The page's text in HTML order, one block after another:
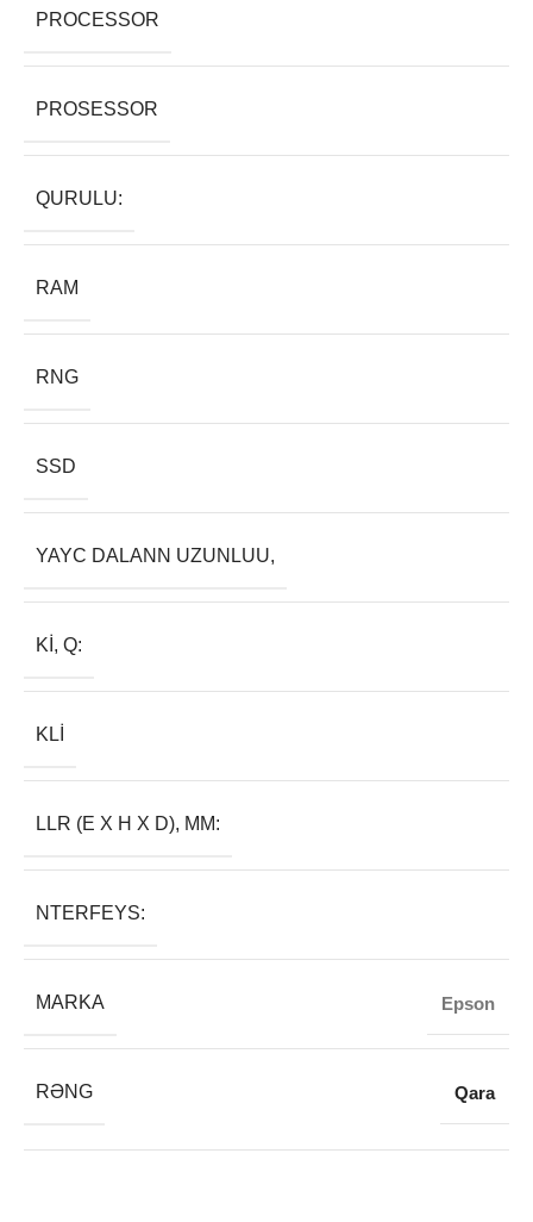
PROCESSOR
PROSESSOR
QURULU:
RAM
RNG
SSD
YAYC DALANN UZUNLUU,
KI, Q:
KLI
LLR (E X H X D), MM:
NTERFEYS:
MARKA Epson
RƏNG Qara